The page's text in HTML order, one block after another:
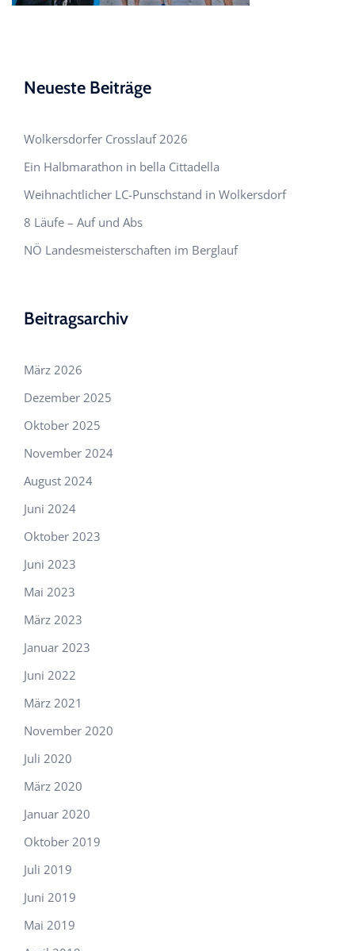
Neueste Beiträge
Wolkersdorfer Crosslauf 2026
Ein Halbmarathon in bella Cittadella
Weihnachtlicher LC-Punschstand in Wolkersdorf
8 Läufe – Auf und Abs
NÖ Landesmeisterschaften im Berglauf
Beitragsarchiv
März 2026
Dezember 2025
Oktober 2025
November 2024
August 2024
Juni 2024
Oktober 2023
Juni 2023
Mai 2023
März 2023
Januar 2023
Juni 2022
März 2021
November 2020
Juli 2020
März 2020
Januar 2020
Oktober 2019
Juli 2019
Juni 2019
Mai 2019